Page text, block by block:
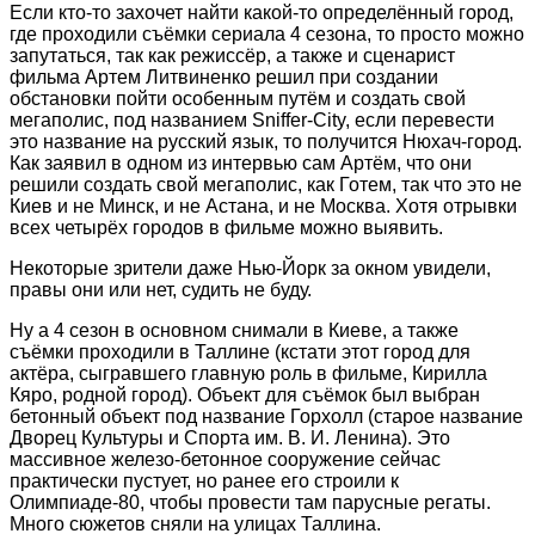
Если кто-то захочет найти какой-то определённый город,
где проходили съёмки сериала 4 сезона, то просто можно
запутаться, так как режиссёр, а также и сценарист
фильма Артем Литвиненко решил при создании
обстановки пойти особенным путём и создать свой
мегаполис, под названием Sniffer-City, если перевести
это название на русский язык, то получится Нюхач-город.
Как заявил в одном из интервью сам Артём, что они
решили создать свой мегаполис, как Готем, так что это не
Киев и не Минск, и не Астана, и не Москва. Хотя отрывки
всех четырёх городов в фильме можно выявить.
Некоторые зрители даже Нью-Йорк за окном увидели,
правы они или нет, судить не буду.
Ну а 4 сезон в основном снимали в Киеве, а также
съёмки проходили в Таллине (кстати этот город для
актёра, сыгравшего главную роль в фильме, Кирилла
Кяро, родной город). Объект для съёмок был выбран
бетонный объект под название Горхолл (старое название
Дворец Культуры и Спорта им. В. И. Ленина). Это
массивное железо-бетонное сооружение сейчас
практически пустует, но ранее его строили к
Олимпиаде-80, чтобы провести там парусные регаты.
Много сюжетов сняли на улицах Таллина.